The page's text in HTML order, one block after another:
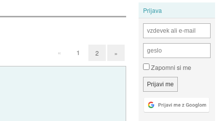
Prijava
Zapomni si me
« 1 2 »